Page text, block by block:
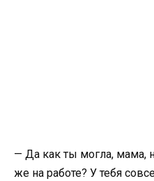
— Да как ты могла, мама,
же на работе? У тебя